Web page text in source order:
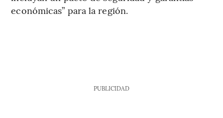
económicas” para la región.
PUBLICIDAD